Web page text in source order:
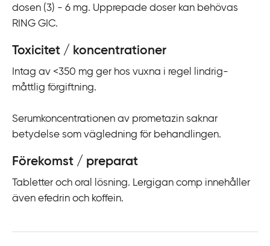
dosen (3) - 6 mg. Upprepade doser kan behövas
RING GIC.
Toxicitet / koncentrationer
Intag av <350 mg ger hos vuxna i regel lindrig-
måttlig förgiftning.
Serumkoncentrationen av prometazin saknar
betydelse som vägledning för behandlingen.
Förekomst / preparat
Tabletter och oral lösning. Lergigan comp innehåller
även efedrin och koffein.